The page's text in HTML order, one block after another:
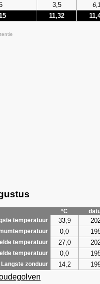
3,5
11,32
°C
temperatuur
33,9
0,0
temperatuur 27,0
temperatuur 0,0
Langste zonduur 14,2